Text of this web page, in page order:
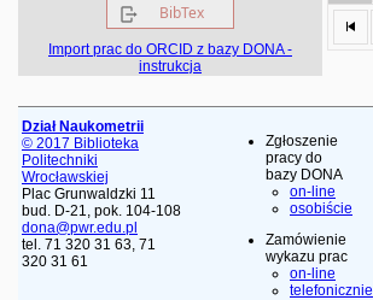
BibTex
Import prac do ORCID z bazy DONA -
instrukcja
Dział Naukometrii
© 2017 Biblioteka
Politechniki
Wrocławskiej
Plac Grunwaldzki 11
bud. D-21, pok. 104-108
dona@pwr.edu.pl
tel. 71 320 31 63, 71
320 31 61
Zgłoszenie
pracy do
bazy DONA
on-line
osobiście
Zamówienie
wykazu prac
on-line
telefonicznie